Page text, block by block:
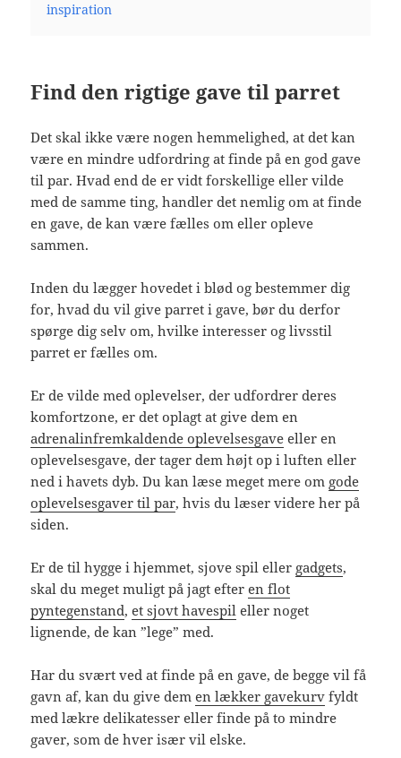
inspiration
Find den rigtige gave til parret
Det skal ikke være nogen hemmelighed, at det kan
være en mindre udfordring at finde på en god gave
til par. Hvad end de er vidt forskellige eller vilde
med de samme ting, handler det nemlig om at finde
en gave, de kan være fælles om eller opleve
sammen.
Inden du lægger hovedet i blød og bestemmer dig
for, hvad du vil give parret i gave, bør du derfor
spørge dig selv om, hvilke interesser og livsstil
parret er fælles om.
Er de vilde med oplevelser, der udfordrer deres
komfortzone, er det oplagt at give dem en
adrenalinfremkaldende oplevelsesgave eller en
oplevelsesgave, der tager dem højt op i luften eller
ned i havets dyb. Du kan læse meget mere om gode
oplevelsesgaver til par, hvis du læser videre her på
siden.
Er de til hygge i hjemmet, sjove spil eller gadgets,
skal du meget muligt på jagt efteren flot
pyntegenstand,et sjovt havespil eller noget
lignende, de kan ”lege” med.
Har du svært ved at finde på en gave, de begge vil få
gavn af, kan du give demen lækker gavekurv fyldt
med lækre delikatesser eller finde på to mindre
gaver, som de hver især vil elske.